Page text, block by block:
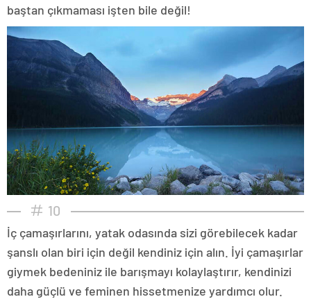
baştan çıkmaması işten bile değil!
10
İç çamaşırlarını, yatak odasında sizi görebilecek kadar
şanslı olan biri için değil kendiniz için alın. İyi çamaşırlar
giymek bedeniniz ile barışmayı kolaylaştırır, kendinizi
daha güçlü ve feminen hissetmenize yardımcı olur.